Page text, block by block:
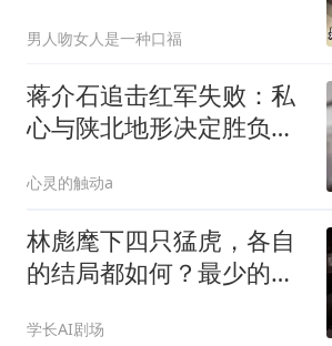
男人吻女人是一种口福
蒋介石追击红军失败：私
心与陕北地形决定胜负命
心灵的触动a
林彪麾下四只猛虎，各自
的结局都如何？最少的都
学长AI剧场